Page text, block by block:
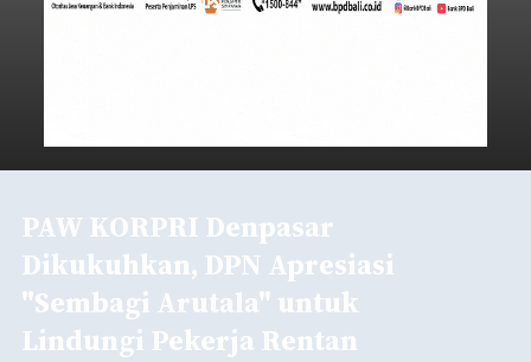
PAW KORPRI Denpasar
Dikukuhkan, DPN Apresiasi
"Sembagi Arutala" untuk
Lindungi Pekerja Rentan